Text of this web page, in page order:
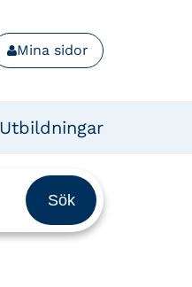
Mina sidor
Utbildningar